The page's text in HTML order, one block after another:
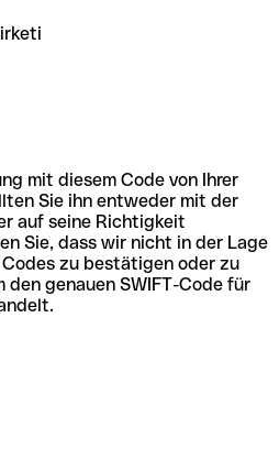
mit diesem Code von Ihrer
Sie ihn entweder mit der
auf seine Richtigkeit
Sie, dass wir nicht in der Lage
zu bestätigen oder zu
den genauen SWIFT-Code für